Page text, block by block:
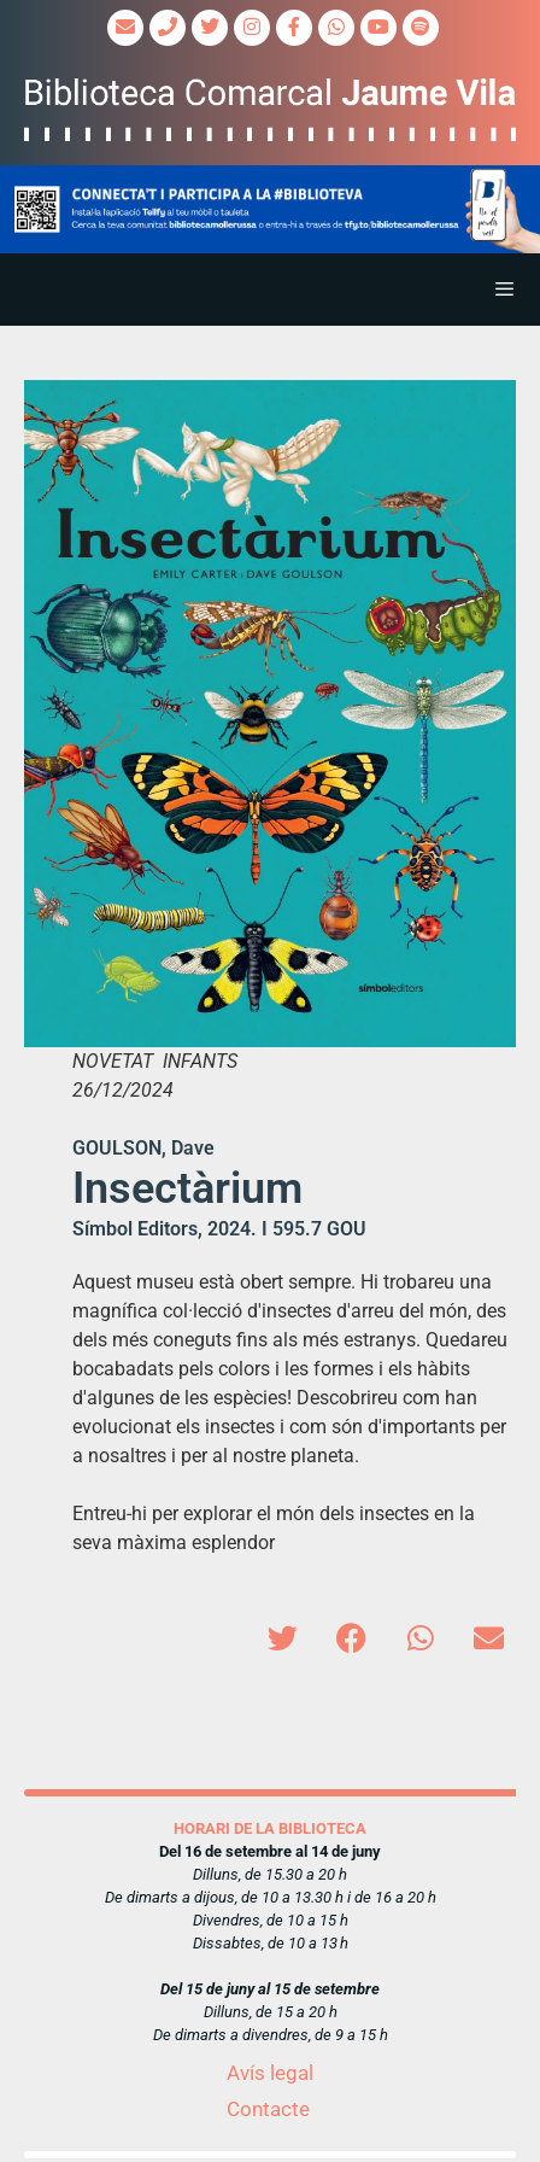
NOVETAT INFANTS
26/12/2024
GOULSON, Dave
Insectàrium
Símbol Editors, 2024. I 595.7 GOU
Aquest museu està obert sempre. Hi trobareu una
magnífica col·lecció d'insectes d'arreu del món, des
dels més coneguts fins als més estranys. Quedareu
bocabadats pels colors i les formes i els hàbits
d'algunes de les espècies! Descobrireu com han
evolucionat els insectes i com són d'importants per
a nosaltres i per al nostre planeta.
Entreu-hi per explorar el món dels insectes en la
seva màxima esplendor
HORARI DE LA BIBLIOTECA
Del 16 de setembre al 14 de juny
Dilluns, de 15.30 a 20 h
De dimarts a dijous, de 10 a 13.30 h i de 16 a 20 h
Divendres, de 10 a 15 h
Dissabtes, de 10 a 13 h
Del 15 de juny al 15 de setembre
Dilluns, de 15 a 20 h
De dimarts a divendres, de 9 a 15 h
Avís legal
Contacte